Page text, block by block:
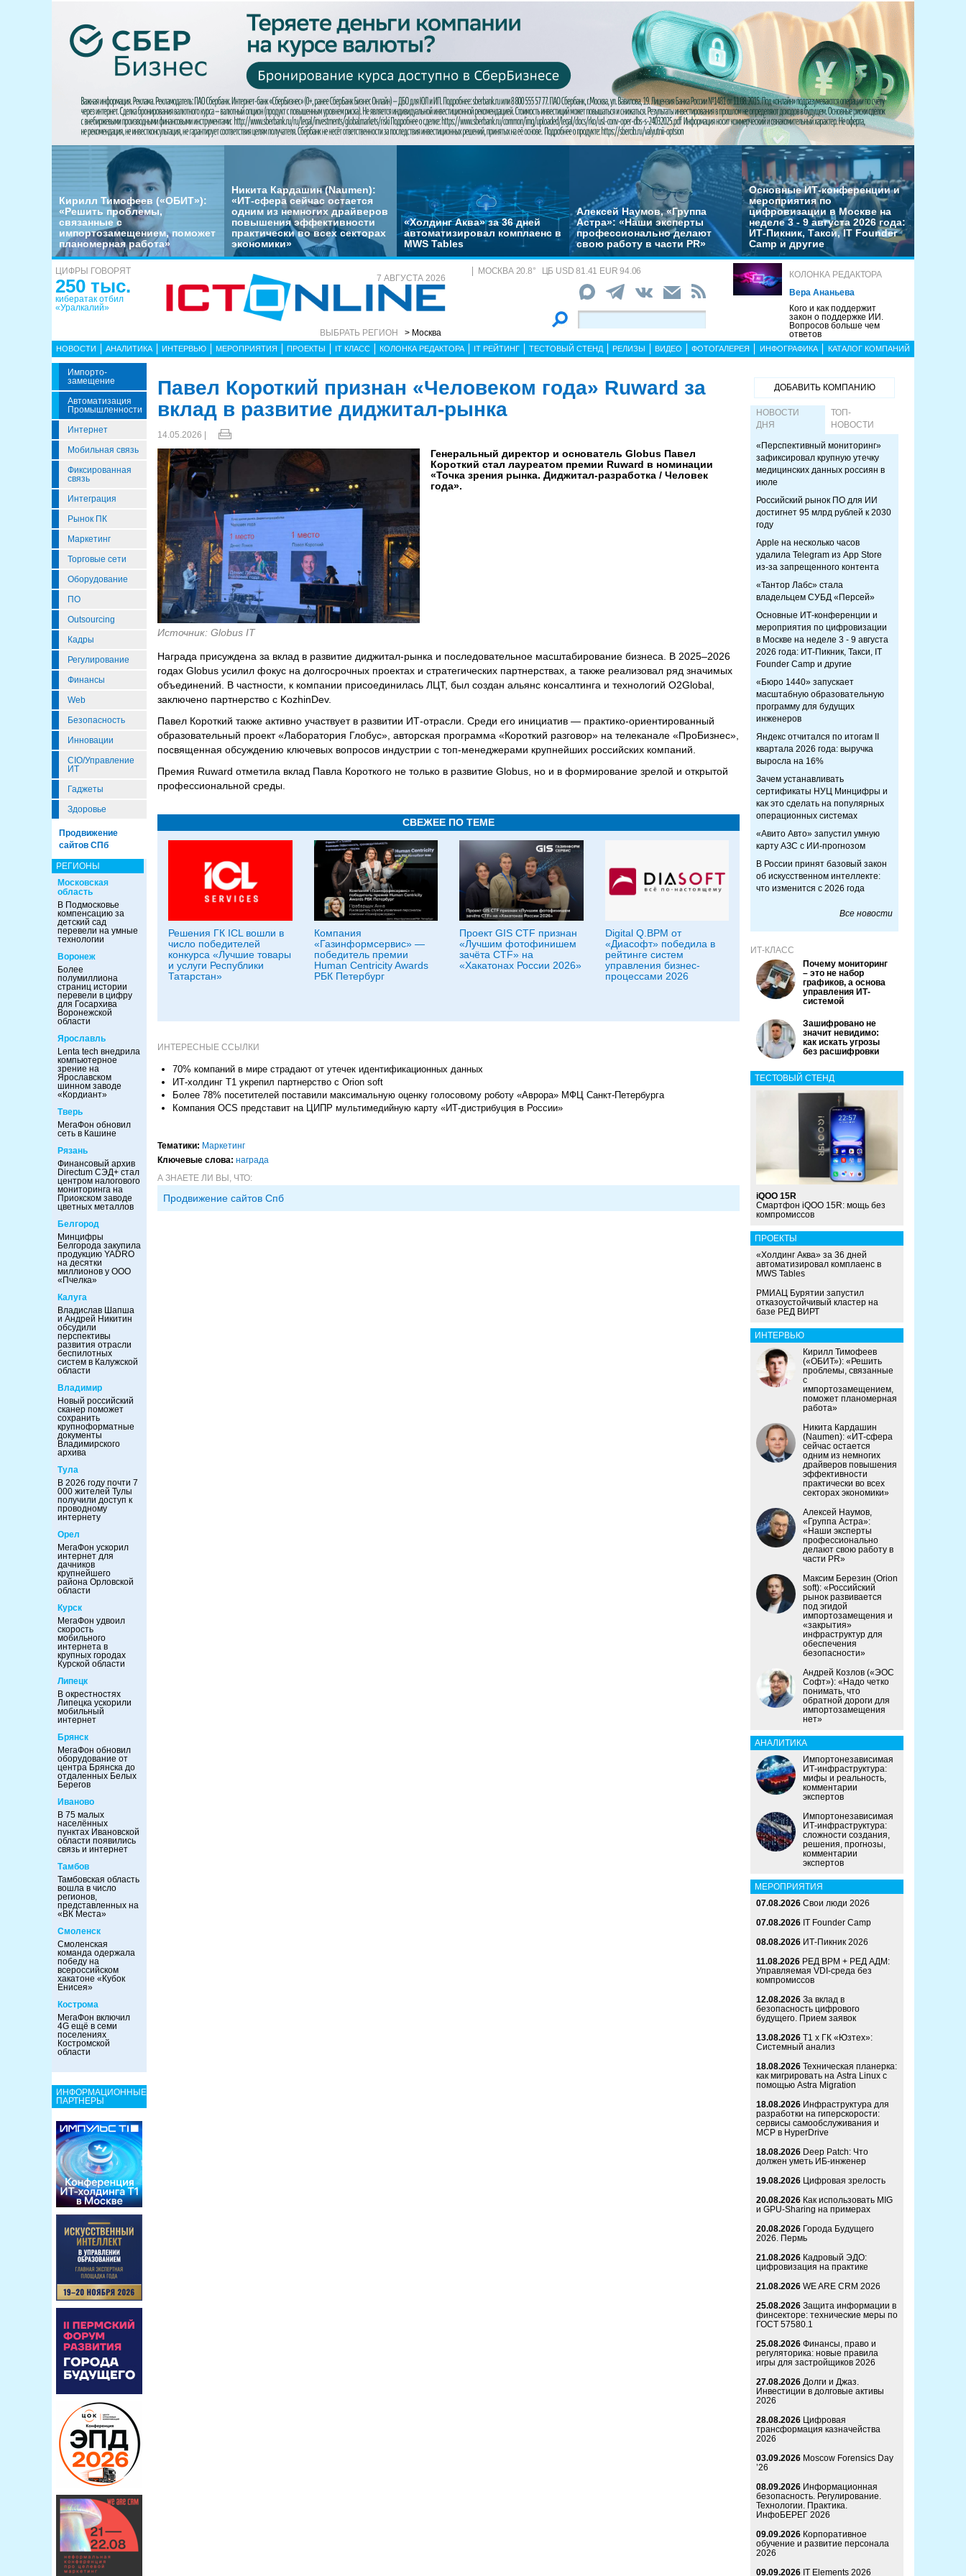
Кирилл Тимофеев («ОБИТ»):
«Решить проблемы,
связанные с
импортозамещением, поможет
планомерная работа»
Никита Кардашин (Naumen):
«ИТ-сфера сейчас остается
одним из немногих драйверов
повышения эффективности
практически во всех секторах
экономики»
«Холдинг Аква» за 36 дней
автоматизировал комплаенс в
MWS Tables
Алексей Наумов, «Группа
Астра»: «Наши эксперты
профессионально делают
свою работу в части PR»
Основные ИТ-конференции и
мероприятия по
цифровизации в Москве на
неделе 3 - 9 августа 2026 года:
ИТ-Пикник, Такси, IT Founder
Camp и другие
ЦИФРЫ ГОВОРЯТ
250 тыс.
кибератак отбил
«Уралкалий»
7 АВГУСТА 2026
ВЫБРАТЬ РЕГИОН > Москва
МОСКВА 20.8° ЦБ USD 81.41 EUR 94.06
КОЛОНКА РЕДАКТОРА
Вера Ананьева
Кого и как поддержит
закон о поддержке ИИ.
Вопросов больше чем
ответов
НОВОСТИ АНАЛИТИКА ИНТЕРВЬЮ МЕРОПРИЯТИЯ ПРОЕКТЫ IT КЛАСС КОЛОНКА РЕДАКТОРА IT РЕЙТИНГ ТЕСТОВЫЙ СТЕНД РЕЛИЗЫ ВИДЕО ФОТОГАЛЕРЕЯ ИНФОГРАФИКА КАТАЛОГ КОМПАНИЙ
Импорто­
Замещение
Автоматизация
Промышленности
Интернет
Мобильная связь
Фиксированная
связь
Интеграция
Рынок ПК
Маркетинг
Торговые сети
Оборудование
ПО
Outsourcing
Кадры
Регулирование
Финансы
Web
Безопасность
Инновации
CIO/Управление
ИТ
Гаджеты
Здоровье
Продвижение
сайтов СПб
РЕГИОНЫ
Московская
область
В Подмосковье
компенсацию за
детский сад
перевели на умные
технологии
Воронеж
Более
полумиллиона
страниц истории
перевели в цифру
для Госархива
Воронежской
области
Ярославль
Lenta tech внедрила
компьютерное
зрение на
Ярославском
шинном заводе
«Кордиант»
Тверь
МегаФон обновил
сеть в Кашине
Рязань
Финансовый архив
Directum СЭД+ стал
центром налогового
мониторинга на
Приокском заводе
цветных металлов
Белгород
Минцифры
Белгорода закупила
продукцию YADRO
на десятки
миллионов у ООО
«Пчелка»
Калуга
Владислав Шапша
и Андрей Никитин
обсудили
перспективы
развития отрасли
беспилотных
систем в Калужской
области
Владимир
Новый российский
сканер поможет
сохранить
крупноформатные
документы
Владимирского
архива
Тула
В 2026 году почти 7
000 жителей Тулы
получили доступ к
проводному
интернету
Орел
МегаФон ускорил
интернет для
дачников
крупнейшего
района Орловской
области
Курск
МегаФон удвоил
скорость
мобильного
интернета в
крупных городах
Курской области
Липецк
В окрестностях
Липецка ускорили
мобильный
интернет
Брянск
МегаФон обновил
оборудование от
центра Брянска до
отдаленных Белых
Берегов
Иваново
В 75 малых
населённых
пунктах Ивановской
области появились
связь и интернет
Тамбов
Тамбовская область
вошла в число
регионов,
представленных на
«ВК Места»
Смоленск
Смоленская
команда одержала
победу на
всероссийском
хакатоне «Кубок
Енисея»
Кострома
МегаФон включил
4G ещё в семи
поселениях
Костромской
области
ИНФОРМАЦИОННЫЕ
ПАРТНЕРЫ
Павел Короткий признан «Человеком года» Ruward за
вклад в развитие диджитал-рынка
14.05.2026 |
Источник: Globus IT
Генеральный директор и основатель Globus Павел
Короткий стал лауреатом премии Ruward в номинации
«Точка зрения рынка. Диджитал-разработка / Человек
года».
Награда присуждена за вклад в развитие диджитал-рынка и последовательное масштабирование бизнеса. В 2025–2026
годах Globus усилил фокус на долгосрочных проектах и стратегических партнерствах, а также реализовал ряд значимых
объединений. В частности, к компании присоединилась ЛЦТ, был создан альянс консалтинга и технологий O2Global,
заключено партнерство с KozhinDev.
Павел Короткий также активно участвует в развитии ИТ-отрасли. Среди его инициатив — практико-ориентированный
образовательный проект «Лаборатория Глобус», авторская программа «Короткий разговор» на телеканале «ПроБизнес»,
посвященная обсуждению ключевых вопросов индустрии с топ-менеджерами крупнейших российских компаний.
Премия Ruward отметила вклад Павла Короткого не только в развитие Globus, но и в формирование зрелой и открытой
профессиональной среды.
СВЕЖЕЕ ПО ТЕМЕ
Решения ГК ICL вошли в
число победителей
конкурса «Лучшие товары
и услуги Республики
Татарстан»
Компания
«Газинформсервис» —
победитель премии
Human Centricity Awards
РБК Петербург
Проект GIS CTF признан
«Лучшим фотофинишем
зачёта CTF» на
«Хакатонах России 2026»
Digital Q.BPM от
«Диасофт» победила в
рейтинге систем
управления бизнес-
процессами 2026
ИНТЕРЕСНЫЕ ССЫЛКИ
70% компаний в мире страдают от утечек идентификационных данных
ИТ-холдинг Т1 укрепил партнерство с Orion soft
Более 78% посетителей поставили максимальную оценку голосовому роботу «Аврора» МФЦ Санкт-Петербурга
Компания OCS представит на ЦИПР мультимедийную карту «ИТ-дистрибуция в России»
Тематики: Маркетинг
Ключевые слова: награда
А ЗНАЕТЕ ЛИ ВЫ, ЧТО:
Продвижение сайтов Спб
ДОБАВИТЬ КОМПАНИЮ
НОВОСТИ
ДНЯ
ТОП-
НОВОСТИ
«Перспективный мониторинг»
зафиксировал крупную утечку
медицинских данных россиян в
июле
Российский рынок ПО для ИИ
достигнет 95 млрд рублей к 2030
году
Apple на несколько часов
удалила Telegram из App Store
из-за запрещенного контента
«Тантор Лабс» стала
владельцем СУБД «Персей»
Основные ИТ-конференции и
мероприятия по цифровизации
в Москве на неделе 3 - 9 августа
2026 года: ИТ-Пикник, Такси, IT
Founder Camp и другие
«Бюро 1440» запускает
масштабную образовательную
программу для будущих
инженеров
Яндекс отчитался по итогам II
квартала 2026 года: выручка
выросла на 16%
Зачем устанавливать
сертификаты НУЦ Минцифры и
как это сделать на популярных
операционных системах
«Авито Авто» запустил умную
карту АЗС с ИИ-прогнозом
В России принят базовый закон
об искусственном интеллекте:
что изменится с 2026 года
Все новости
ИТ-КЛАСС
Почему мониторинг
– это не набор
графиков, а основа
управления ИТ-
системой
Зашифровано не
значит невидимо:
как искать угрозы
без расшифровки
ТЕСТОВЫЙ СТЕНД
iQOO 15R
Смартфон iQOO 15R: мощь без
компромиссов
ПРОЕКТЫ
«Холдинг Аква» за 36 дней
автоматизировал комплаенс в
MWS Tables
РМИАЦ Бурятии запустил
отказоустойчивый кластер на
базе РЕД ВИРТ
ИНТЕРВЬЮ
Кирилл Тимофеев
(«ОБИТ»): «Решить
проблемы, связанные
с
импортозамещением,
поможет планомерная
работа»
Никита Кардашин
(Naumen): «ИТ-сфера
сейчас остается
одним из немногих
драйверов повышения
эффективности
практически во всех
секторах экономики»
Алексей Наумов,
«Группа Астра»:
«Наши эксперты
профессионально
делают свою работу в
части PR»
Максим Березин (Orion
soft): «Российский
рынок развивается
под эгидой
импортозамещения и
«закрытия»
инфраструктур для
обеспечения
безопасности»
Андрей Козлов («ЭОС
Софт»): «Надо четко
понимать, что
обратной дороги для
импортозамещения
нет»
АНАЛИТИКА
Импортонезависимая
ИТ-инфраструктура:
мифы и реальность,
комментарии
экспертов
Импортонезависимая
ИТ-инфраструктура:
сложности создания,
решения, прогнозы,
комментарии
экспертов
МЕРОПРИЯТИЯ
07.08.2026 Свои люди 2026
07.08.2026 IT Founder Camp
08.08.2026 ИТ-Пикник 2026
11.08.2026 РЕД ВРМ + РЕД АДМ:
Управляемая VDI-среда без
компромиссов
12.08.2026 За вклад в
безопасность цифрового
будущего. Прием заявок
13.08.2026 Т1 x ГК «Юзтех»:
Системный анализ
18.08.2026 Техническая планерка:
как мигрировать на Astra Linux с
помощью Astra Migration
18.08.2026 Инфраструктура для
разработки на гиперскорости:
сервисы самообслуживания и
MCP в HyperDrive
18.08.2026 Deep Patch: Что
должен уметь ИБ-инженер
19.08.2026 Цифровая зрелость
20.08.2026 Как использовать MIG
и GPU-Sharing на примерах
20.08.2026 Города Будущего
2026. Пермь
21.08.2026 Кадровый ЭДО:
цифровизация на практике
21.08.2026 WE ARE CRM 2026
25.08.2026 Защита информации в
финсекторе: технические меры по
ГОСТ 57580.1
25.08.2026 Финансы, право и
регуляторика: новые правила
игры для застройщиков 2026
27.08.2026 Долги и Джаз.
Инвестиции в долговые активы
2026
28.08.2026 Цифровая
трансформация казначейства
2026
03.09.2026 Moscow Forensics Day
’26
08.09.2026 Информационная
безопасность. Регулирование.
Технологии. Практика.
ИнфоБЕРЕГ 2026
09.09.2026 Корпоративное
обучение и развитие персонала
2026
09.09.2026 IT Elements 2026